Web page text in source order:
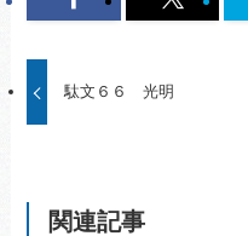
駄文６６ 光明
関連記事